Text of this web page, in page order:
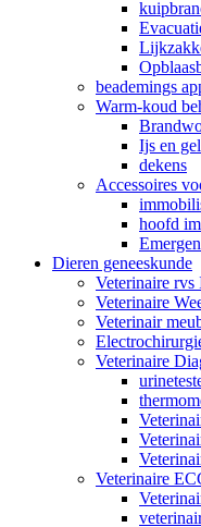
beademings
Warm-koud
Ijs en gel
dekens
Accessoires
hoofd
Dieren geneeskunde
Veterinaire rvs
Veterinaire
Veterinair
Veterinaire
Veterinaire